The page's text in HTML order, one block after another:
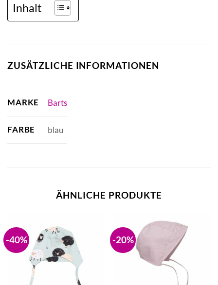
Inhalt
ZUSÄTZLICHE INFORMATIONEN
MARKE Barts
FARBE blau
ÄHNLICHE PRODUKTE
-40% -20%